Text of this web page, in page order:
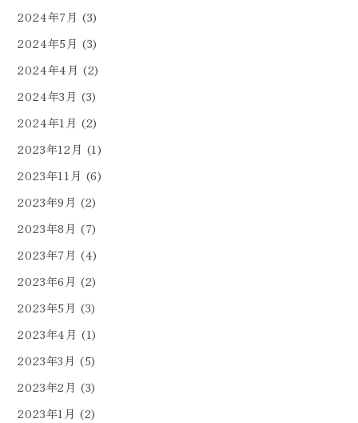
2024年7月 (3)
2024年5月 (3)
2024年4月 (2)
2024年3月 (3)
2024年1月 (2)
2023年12月 (1)
2023年11月 (6)
2023年9月 (2)
2023年8月 (7)
2023年7月 (4)
2023年6月 (2)
2023年5月 (3)
2023年4月 (1)
2023年3月 (5)
2023年2月 (3)
2023年1月 (2)